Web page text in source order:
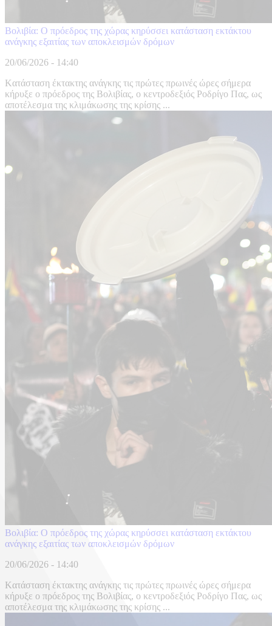
Βολιβία: Ο πρόεδρος της χώρας κηρύσσει κατάσταση εκτάκτου
ανάγκης εξαιτίας των αποκλεισμών δρόμων
20/06/2026 - 14:40
Kατάσταση έκτακτης ανάγκης τις πρώτες πρωινές ώρες σήμερα
κήρυξε ο πρόεδρος της Βολιβίας, ο κεντροδεξιός Ροδρίγο Πας, ως
αποτέλεσμα της κλιμάκωσης της κρίσης ...
Βολιβία: Ο πρόεδρος της χώρας κηρύσσει κατάσταση εκτάκτου
ανάγκης εξαιτίας των αποκλεισμών δρόμων
20/06/2026 - 14:40
Kατάσταση έκτακτης ανάγκης τις πρώτες πρωινές ώρες σήμερα
κήρυξε ο πρόεδρος της Βολιβίας, ο κεντροδεξιός Ροδρίγο Πας, ως
αποτέλεσμα της κλιμάκωσης της κρίσης ...